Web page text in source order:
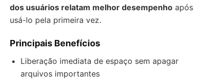
dos usuários relatam melhor desempenho após
usá-lo pela primeira vez.
Principais Benefícios
Liberação imediata de espaço sem apagar
arquivos importantes